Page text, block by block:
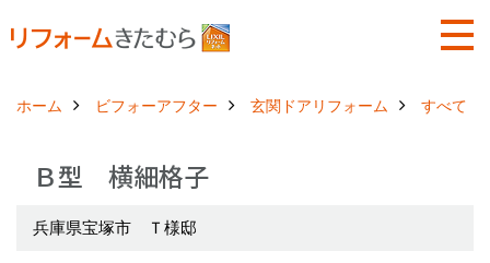
ホーム ビフォーアフター 玄関ドアリフォーム すべて
Ｂ型 横細格子
兵庫県宝塚市 Ｔ様邸